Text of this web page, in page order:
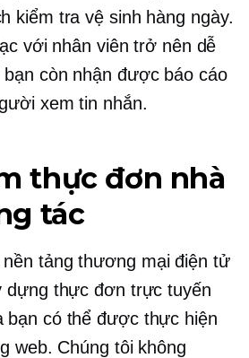
kiểm tra vệ sinh hàng ngày.
với nhân viên trở nên dễ
còn nhận được báo cáo
xem tin nhắn.
thực đơn nhà
tác
tảng thương mại điện tử
dựng thực đơn trực tuyến
bạn có thể được thực hiện
web. Chúng tôi không